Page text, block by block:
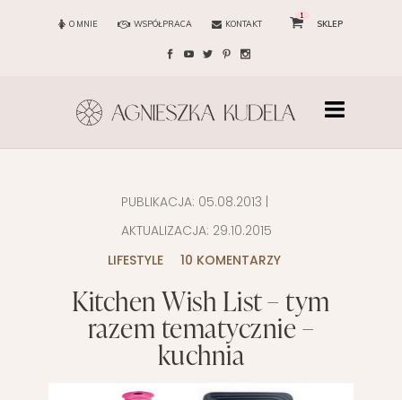
O MNIE WSPÓŁPRACA KONTAKT
1
SKLEP
PUBLIKACJA: 05.08.2013
AKTUALIZACJA: 29.10.2015
LIFESTYLE
10 KOMENTARZY
Kitchen Wish List – tym
razem tematycznie –
kuchnia